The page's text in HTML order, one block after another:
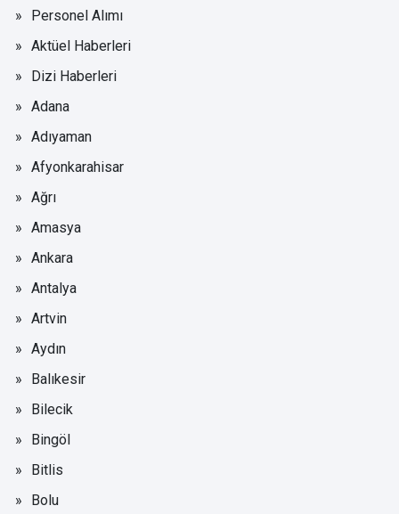
Personel Alımı
Aktüel Haberleri
Dizi Haberleri
Adana
Adıyaman
Afyonkarahisar
Ağrı
Amasya
Ankara
Antalya
Artvin
Aydın
Balıkesir
Bilecik
Bingöl
Bitlis
Bolu